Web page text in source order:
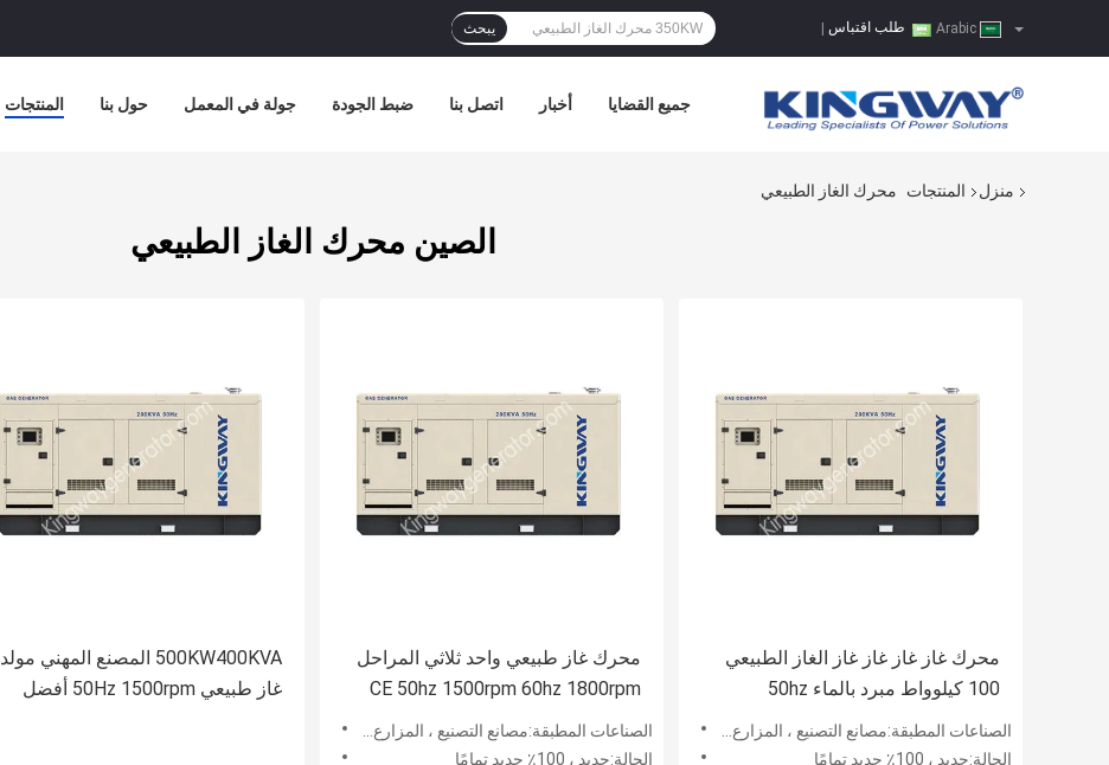
طلب اقتباس يبحث
المنتجات حول بنا جولة في المعمل ضبط الجودة اتصل بنا أخبار جميع القضايا
منزل المنتجات محرك الغاز الطبيعي
الصين محرك الغاز الطبيعي
500KW400KVA المصنع المهني مولد
غاز طبيعي 50Hz 1500rpm أفضل
محرك غاز طبيعي واحد ثلاثي المراحل
CE 50hz 1500rpm 60hz 1800rpm
المبرد بالماء 50kw مصنع الجملة
الطاقة الخضراء
الصناعات المطبقة:مصانع التصنيع ، المزارع ، أعمال البناء ، الطاقة والتعدين
الحالة:جديد ، 100٪ جديد تمامًا
محرك غاز غاز غاز غاز الغاز الطبيعي
100 كيلوواط مبرد بالماء 50hz
1500rpm 60hz 1800rpm
الصناعات المطبقة:مصانع التصنيع ، المزارع ، أعمال البناء ، الطاقة والتعدين
الحالة:جديد ، 100٪ جديد تمامًا